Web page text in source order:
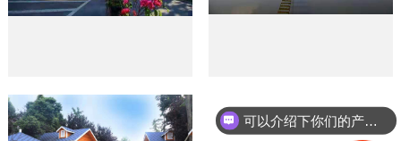
可以介绍下你们的产品么？